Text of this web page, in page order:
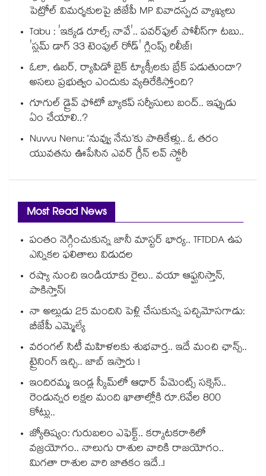
పెట్రోల్ విమర్శకులపై బీజేపీ MP వివాదస్పద వ్యాఖ్యలు
Tabu : 'ఇక్కడ రూల్స్ నావే'.. పవర్‌ఫుల్ పోలీస్‌గా టబు..
'స్లమ్ డాగ్ 33 టెంపుల్ రోడ్' గ్లింప్స్ రిలీజ్!
ఓలా, ఉబర్, ర్యాపిడో బైక్ ట్యాక్సీలకు బ్రేక్ పడుతుందా?
అసలు ప్రభుత్వం ఎందుకు వ్యతిరేకిస్తోంది?
గూగుల్ డ్రైవ్ ఫోటో బ్యాకప్ సర్వీసులు బంద్.. ఇప్పుడు
ఏం చేయాలి..?
Nuvvu Nenu: ‘నువ్వు నేను’కు పాతికేళ్లు.. ఓ తరం
యువతను ఊపేసిన ఎవర్ గ్రీన్ లవ్ స్టోరీ
Most Read News
పంతం నెగ్గించుకున్న జానీ మాస్టర్ భార్య.. TFTDDA ఉప
ఎన్నికల ఫలితాలు విడుదల
రష్యా నుంచి ఇండియాకు రైలు.. వయా ఆఫ్ఘనిస్తాన్,
పాకిస్తాన్!
నా అల్లుడు 25 మందిని పెళ్లి చేసుకున్న పచ్చిమోసగాడు:
బీజేపీ ఎమ్మెల్యే
వరంగల్ సిటీ మహిళలకు శుభవార్త.. ఇదే మంచి ఛాన్స్..
ట్రైనింగ్ ఇచ్చి.. జాబ్ ఇస్తారు !
ఇందిరమ్మ ఇండ్ల స్కీమ్‌‌‌‌‌‌‌‌లో ఆధార్ పేమెంట్స్ సక్సెస్..
రెండున్నర లక్షల మంది ఖాతాల్లోకి రూ.6వేల 800
కోట్లు..
జ్యోతిష్యం: గురుబలం ఎఫెక్ట్.. కర్కాటకరాశిలో
వజ్రయోగం.. నాలుగు రాశుల వారికి రాజయోగం..
మిగతా రాశుల వారి జాతకం ఇదే..!